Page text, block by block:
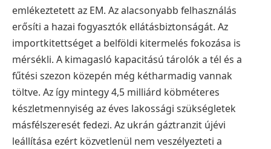
emlékeztetett az EM. Az alacsonyabb felhasználás
erősíti a hazai fogyasztók ellátásbiztonságát. Az
importkitettséget a belföldi kitermelés fokozása is
mérsékli. A kimagasló kapacitású tárolók a tél és a
fűtési szezon közepén még kétharmadig vannak
töltve. Az így mintegy 4,5 milliárd köbméteres
készletmennyiség az éves lakossági szükségletek
másfélszeresét fedezi. Az ukrán gáztranzit újévi
leállítása ezért közvetlenül nem veszélyezteti a